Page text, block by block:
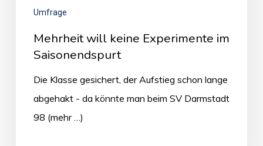
Umfrage
Mehrheit will keine Experimente im
Saisonendspurt
Die Klasse gesichert, der Aufstieg schon lange
abgehakt - da könnte man beim SV Darmstadt
98 (mehr …)